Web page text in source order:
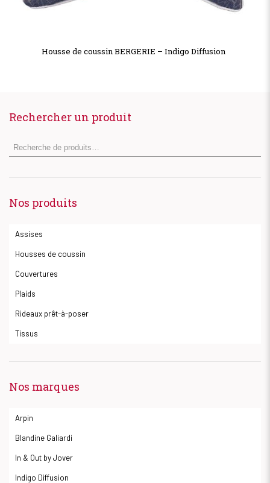
Housse de coussin BERGERIE – Indigo Diffusion
Rechercher un produit
Nos produits
Assises
Housses de coussin
Couvertures
Plaids
Rideaux prêt-à-poser
Tissus
Nos marques
Arpin
Blandine Galiardi
In & Out by Jover
Indigo Diffusion